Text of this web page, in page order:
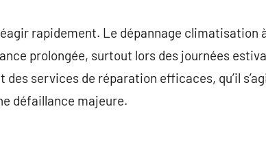
rapidement. Le dépannage climatisation
prolongée, surtout lors des journées
services de réparation efficaces, qu’il
défaillance majeure.